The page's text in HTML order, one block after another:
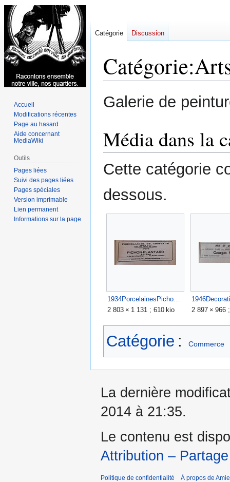
Catégorie:
Aller
à
Aller
à
Galerie de
Média dans la
Cette catégorie
dessous.
1934PorcelainesPichonPlantard.jpg
2 803 × 1 131 ; 610 kio
2 897 × 966
Catégorie : Commerce
Catégorie Discussion
Accueil
Modifications récentes
Page au hasard
Aide concernant
MediaWiki
Outils
Pages liées
Suivi des pages liées
Pages spéciales
Version imprimable
Lien permanent
Informations sur la page
La dernière
2014 à 21:35.
Le contenu est
Attribution –
Politique de confidentialité À propos de